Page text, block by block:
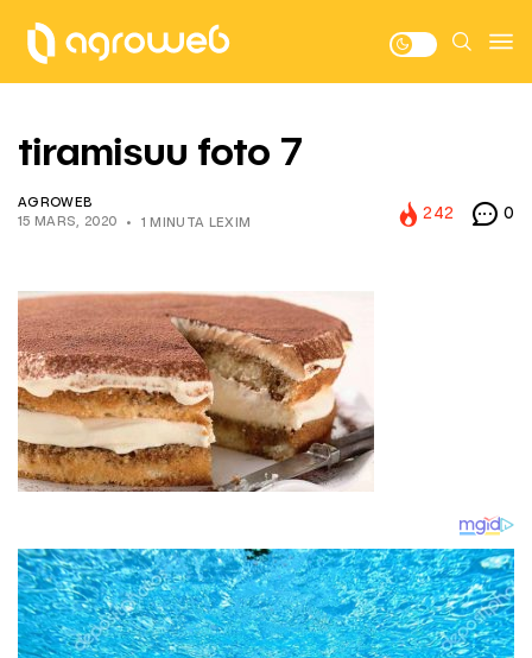
tiramisuu foto 7
AGROWEB
15 MARS, 2020
1 MINUTA LEXIM
242 0